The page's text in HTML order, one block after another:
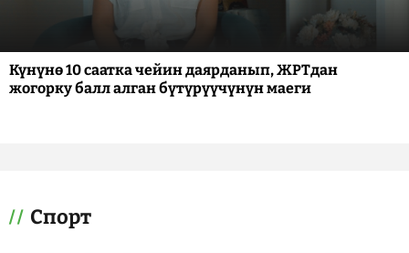
Күнүнө 10 саатка чейин даярданып, ЖРТдан
жогорку балл алган бүтүрүүчүнүн маеги
Спорт